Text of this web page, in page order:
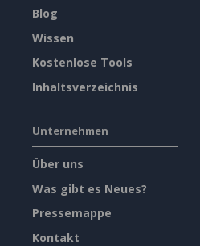
Blog
Wissen
Kostenlose Tools
Inhaltsverzeichnis
Unternehmen
Über uns
Was gibt es Neues?
Pressemappe
Kontakt